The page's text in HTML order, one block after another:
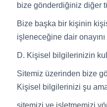
bize gönderdiğiniz diğer
Bize başka bir kişinin
işleneceğine dair
D. Kişisel bilgilerinizin
Sitemiz üzerinden bize
Kişisel bilgilerinizi şu
sitemizi ve işletmemizi